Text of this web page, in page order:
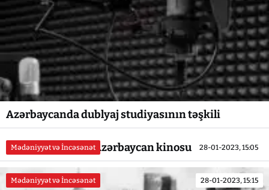
Azərbaycanda dublyaj studiyasının təşkili
Mədəniyyət və İncəsənət 28-01-2023, 15:05
İnqilabdan əvvəl Azərbaycan kinosu
Mədəniyyət və İncəsənət 28-01-2023, 15:15